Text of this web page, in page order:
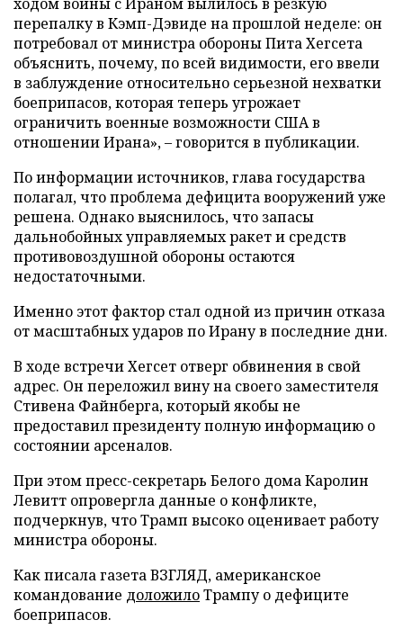
перепалку в Кэмп-Дэвиде на прошлой неделе: он
потребовал от министра обороны Пита Хегсета
объяснить, почему, по всей видимости, его ввели
в заблуждение относительно серьезной нехватки
боеприпасов, которая теперь угрожает
ограничить военные возможности США в
отношении Ирана», – говорится в публикации.
По информации источников, глава государства
полагал, что проблема дефицита вооружений уже
решена. Однако выяснилось, что запасы
дальнобойных управляемых ракет и средств
противовоздушной обороны остаются
недостаточными.
Именно этот фактор стал одной из причин отказа
от масштабных ударов по Ирану в последние дни.
В ходе встречи Хегсет отверг обвинения в свой
адрес. Он переложил вину на своего заместителя
Стивена Файнберга, который якобы не
предоставил президенту полную информацию о
состоянии арсеналов.
При этом пресс-секретарь Белого дома Каролин
Левитт опровергла данные о конфликте,
подчеркнув, что Трамп высоко оценивает работу
министра обороны.
Как писала газета ВЗГЛЯД, американское
командование доложилоТрампу о дефиците
боеприпасов.